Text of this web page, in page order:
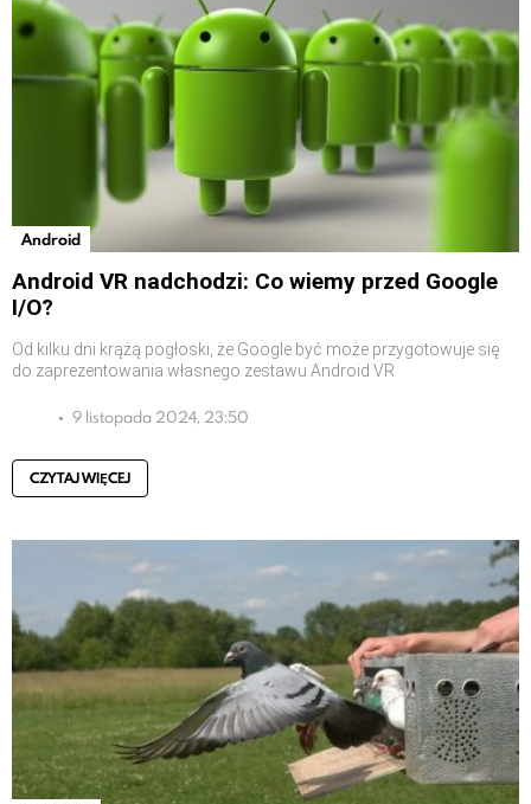
Android
Android VR nadchodzi: Co wiemy przed Google
I/O?
Od kilku dni krążą pogłoski, że Google być może przygotowuje się
do zaprezentowania własnego zestawu Android VR
9 listopada 2024, 23:50
CZYTAJ WIĘCEJ